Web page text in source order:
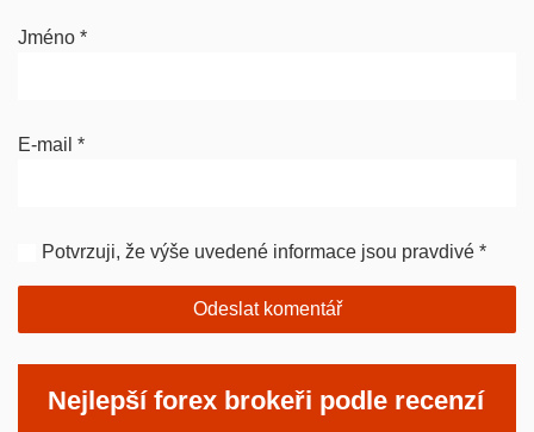
Jméno *
E-mail *
Potvrzuji, že výše uvedené informace jsou pravdivé *
Nejlepší forex brokeři podle recenzí